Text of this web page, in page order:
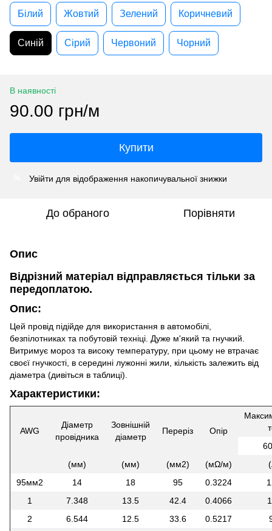
Білий Жовтий Зелений Коричневий
Синій Сірий Червоний Чорний
В наявності
90.00 грн/м
Купити
Увійти для відображення накопичувальної знижки
До обраного Порівняти
Опис
Відрізний матеріал відправляється тільки за
передоплатою.
Опис:
Цей провід підійде для використання в автомобілі,
безпілотниках та побутовій техніці. Дуже м'який та гнучкий.
Витримує мороз та високу температуру, при цьому не втрачає
своєї гнучкості, в середині лужонні жили, кількість залежить від
діаметра (дивіться в таблиці).
Характеристики:
AWG
Діаметр
провідника
Зовнішній
діаметр
Переріз Опір
(мм)
(мм) (мм2) (мΩ/м)
95мм2
14 18 95 0.3224
1
7.348 13.5 42.4 0.4066
2
6.544 12.5 33.6 0.5217